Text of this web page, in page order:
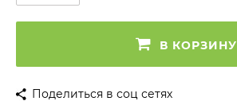
В КОРЗИНУ
Поделиться в соц сетях